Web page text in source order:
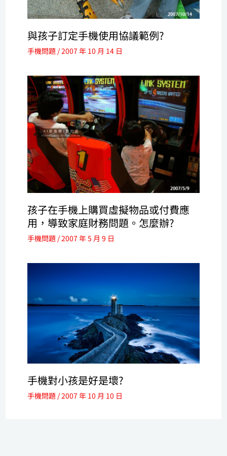
與孩子訂定手機使用協議範例?
手機問題/2007 年 10 月 14 日
孩子在手機上購買虛擬物品或付費應
用，導致家庭財務問題。怎麼辦?
手機問題/2007 年 5 月 9 日
手機對小孩是好是壞?
手機問題/2007 年 10 月 10 日